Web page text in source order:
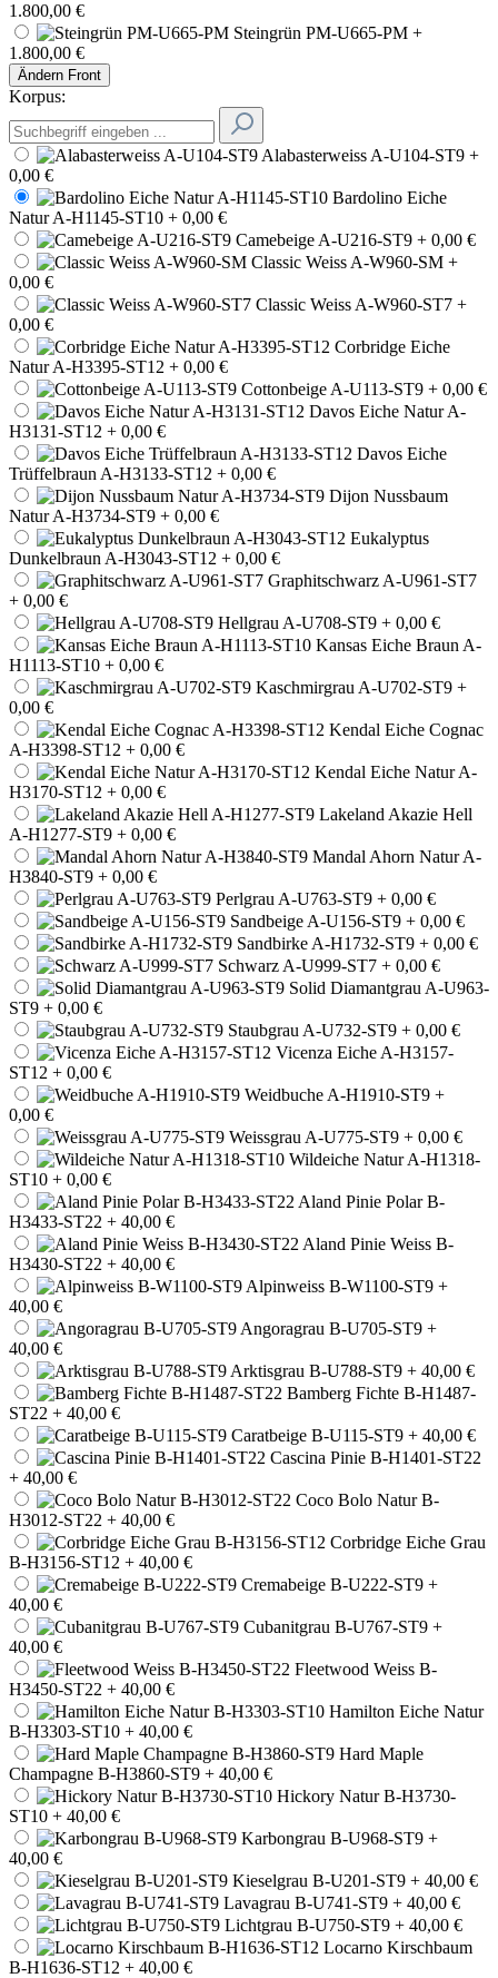
1.800,00 €
Steingrün PM-U665-PM +
1.800,00 €
Ändern Front
Korpus:
Alabasterweiss A-U104-ST9 +
0,00 €
Bardolino Eiche
Natur A-H1145-ST10 + 0,00 €
Camebeige A-U216-ST9 + 0,00 €
Classic Weiss A-W960-SM +
0,00 €
Classic Weiss A-W960-ST7 +
0,00 €
Corbridge Eiche
Natur A-H3395-ST12 + 0,00 €
Cottonbeige A-U113-ST9 + 0,00 €
Davos Eiche Natur A-
H3131-ST12 + 0,00 €
Davos Eiche
Trüffelbraun A-H3133-ST12 + 0,00 €
Dijon Nussbaum
Natur A-H3734-ST9 + 0,00 €
Eukalyptus
Dunkelbraun A-H3043-ST12 + 0,00 €
Graphitschwarz A-U961-ST7
+ 0,00 €
Hellgrau A-U708-ST9 + 0,00 €
Kansas Eiche Braun A-
H1113-ST10 + 0,00 €
Kaschmirgrau A-U702-ST9 +
0,00 €
Kendal Eiche Cognac
A-H3398-ST12 + 0,00 €
Kendal Eiche Natur A-
H3170-ST12 + 0,00 €
Lakeland Akazie Hell
A-H1277-ST9 + 0,00 €
Mandal Ahorn Natur A-
H3840-ST9 + 0,00 €
Perlgrau A-U763-ST9 + 0,00 €
Sandbeige A-U156-ST9 + 0,00 €
Sandbirke A-H1732-ST9 + 0,00 €
Schwarz A-U999-ST7 + 0,00 €
Solid Diamantgrau A-U963-
ST9 + 0,00 €
Staubgrau A-U732-ST9 + 0,00 €
Vicenza Eiche A-H3157-
ST12 + 0,00 €
Weidbuche A-H1910-ST9 +
0,00 €
Weissgrau A-U775-ST9 + 0,00 €
Wildeiche Natur A-H1318-
ST10 + 0,00 €
Aland Pinie Polar B-
H3433-ST22 + 40,00 €
Aland Pinie Weiss B-
H3430-ST22 + 40,00 €
Alpinweiss B-W1100-ST9 +
40,00 €
Angoragrau B-U705-ST9 +
40,00 €
Arktisgrau B-U788-ST9 + 40,00 €
Bamberg Fichte B-H1487-
ST22 + 40,00 €
Caratbeige B-U115-ST9 + 40,00 €
Cascina Pinie B-H1401-ST22
+ 40,00 €
Coco Bolo Natur B-
H3012-ST22 + 40,00 €
Corbridge Eiche Grau
B-H3156-ST12 + 40,00 €
Cremabeige B-U222-ST9 +
40,00 €
Cubanitgrau B-U767-ST9 +
40,00 €
Fleetwood Weiss B-
H3450-ST22 + 40,00 €
Hamilton Eiche Natur
B-H3303-ST10 + 40,00 €
Hard Maple
Champagne B-H3860-ST9 + 40,00 €
Hickory Natur B-H3730-
ST10 + 40,00 €
Karbongrau B-U968-ST9 +
40,00 €
Kieselgrau B-U201-ST9 + 40,00 €
Lavagrau B-U741-ST9 + 40,00 €
Lichtgrau B-U750-ST9 + 40,00 €
Locarno Kirschbaum
B-H1636-ST12 + 40,00 €